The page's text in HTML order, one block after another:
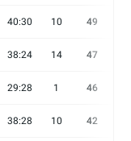
40:30 10 49
38:24 14 47
29:28 1 46
38:28 10 42